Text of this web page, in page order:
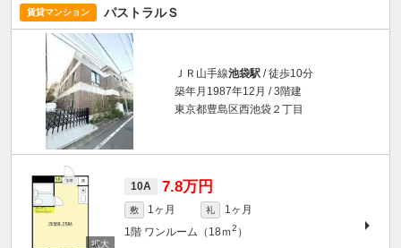
賃貸マンション パストラルＳ
ＪＲ山手線池袋駅 / 徒歩10分
築年月1987年12月 / 3階建
東京都豊島区西池袋２丁目
10A 7.8万円
敷 1ヶ月 礼
1ヶ月
1階 ワンルーム（18ｍ2 ）